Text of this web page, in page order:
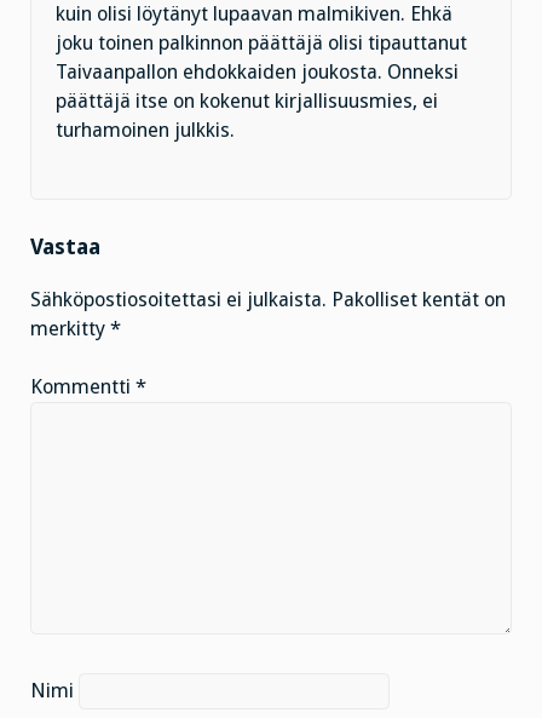
kuin olisi löytänyt lupaavan malmikiven. Ehkä
joku toinen palkinnon päättäjä olisi tipauttanut
Taivaanpallon ehdokkaiden joukosta. Onneksi
päättäjä itse on kokenut kirjallisuusmies, ei
turhamoinen julkkis.
Vastaa
Sähköpostiosoitettasi ei julkaista. Pakolliset kentät on
merkitty *
Kommentti *
Nimi